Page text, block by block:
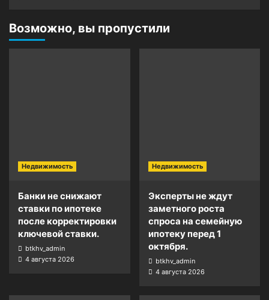
Возможно, вы пропустили
Недвижимость
Банки не снижают
ставки по ипотеке
после корректировки
ключевой ставки.
btkhv_admin
4 августа 2026
Недвижимость
Эксперты не ждут
заметного роста
спроса на семейную
ипотеку перед 1
октября.
btkhv_admin
4 августа 2026